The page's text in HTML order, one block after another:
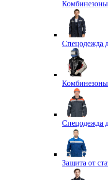
Спецодежда
Спецодежда
Защита от